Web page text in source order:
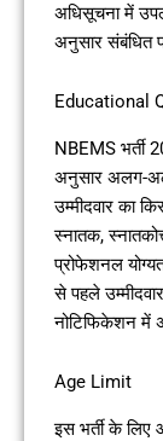
अधिसूचना में
अनुसार
Educational
NBEMS भर्ती
अनुसार अलग-
उम्मीदवार का
स्नातक,
प्रोफेशनल
से पहले
नोटिफिकेशन में
Age Limit
इस भर्ती के लिए